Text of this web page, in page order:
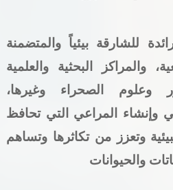
للشارقة بيئياً والمتضمنة
والمراكز البحثية والعلمية
وعلوم الصحراء وغيرها،
وإنشاء المراعي التي تحافظ
وتعزز من تكاثرها وتساهم
والحيوانات